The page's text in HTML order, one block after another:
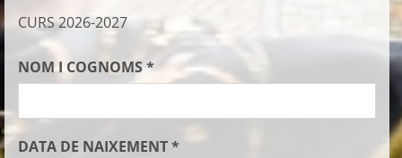
CURS 2026-2027
NOM I COGNOMS *
DATA DE NAIXEMENT *